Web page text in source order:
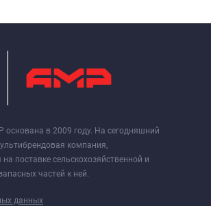
в 2009 году. На сегодняшний
компания,
поставке сельскохозяйственной и
частей к ней.
данных